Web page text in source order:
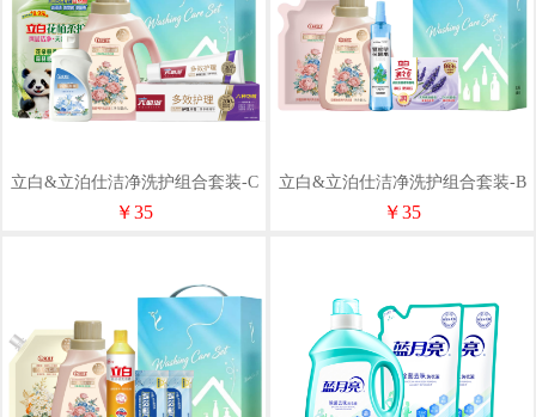
立白&立泊仕洁净洗护组合套装-C
款570g+1080ml
￥35
立白&立泊仕洁净洗护组合套装-B
款100g+1695ml
￥35